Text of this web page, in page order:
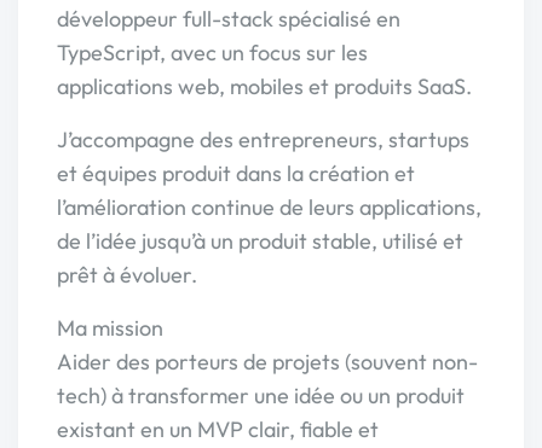
développeur full-stack spécialisé en
TypeScript, avec un focus sur les
applications web, mobiles et produits SaaS.
J’accompagne des entrepreneurs, startups
et équipes produit dans la création et
l’amélioration continue de leurs applications,
de l’idée jusqu’à un produit stable, utilisé et
prêt à évoluer.
Ma mission
Aider des porteurs de projets (souvent non-
tech) à transformer une idée ou un produit
existant en un MVP clair, fiable et